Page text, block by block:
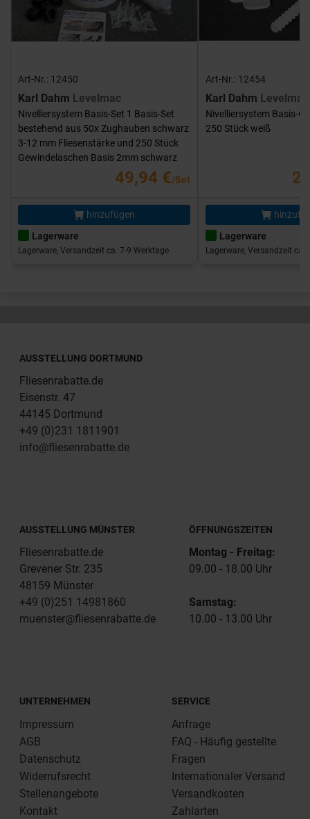
Art-Nr.: 12450
Karl Dahm Levelmac
Nivelliersystem Basis-Set 1 Basis-Set
bestehend aus 50x Zughauben schwarz
3-12 mm Fliesenstärke und 250 Stück
Gewindelaschen Basis 2mm schwarz
49,94 €/Set
hinzufügen
Lagerware
Lagerware, Versandzeit ca. 7-9 Werktage
Art-Nr.: 12454
Karl Dahm Levelmac
Nivelliersystem Basis-
250 Stück weiß
Lagerware
Lagerware, Versandzeit ca.
AUSSTELLUNG DORTMUND
Fliesenrabatte.de
Eisenstr. 47
44145 Dortmund
+49 (0)231 1811901
info@fliesenrabatte.de
AUSSTELLUNG MÜNSTER
Fliesenrabatte.de
Grevener Str. 235
48159 Münster
+49 (0)251 14981860
muenster@fliesenrabatte.de
ÖFFNUNGSZEITEN
Montag - Freitag:
09.00 - 18.00 Uhr
Samstag:
10.00 - 13.00 Uhr
UNTERNEHMEN
Impressum
AGB
Datenschutz
Widerrufsrecht
Stellenangebote
Kontakt
SERVICE
Anfrage
FAQ - Häufig gestellte
Fragen
Internationaler Versand
Versandkosten
Zahlarten